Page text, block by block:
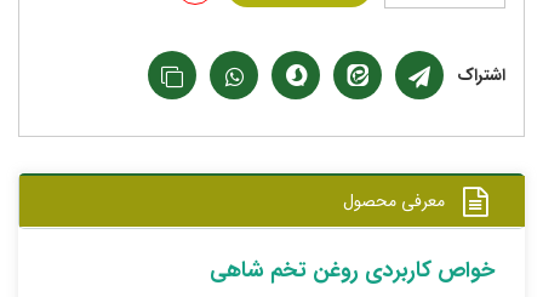
اشتراک
معرفی محصول
خواص کاربردی روغن تخم شاهی